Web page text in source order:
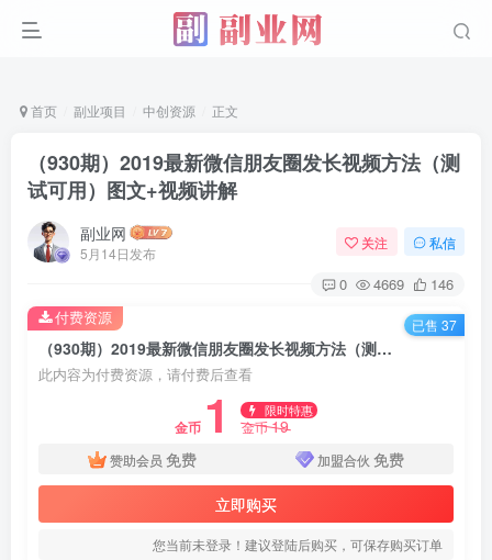
首页 副业项目 中创资源 正文
（930期）2019最新微信朋友圈发长视频方法（测
试可用）图文+视频讲解
副业网
5月14日发布
关注 私信
0 4669 146
（930期）2019最新微信朋友圈发长视频方法（测试可用）图文+视频讲解
此内容为付费资源，请付费后查看
金币 1 限时特惠
金币19
赞助会员 免费 加盟合伙 免费
立即购买
您当前未登录！建议登陆后购买，可保存购买订单
付费资源 已售 37